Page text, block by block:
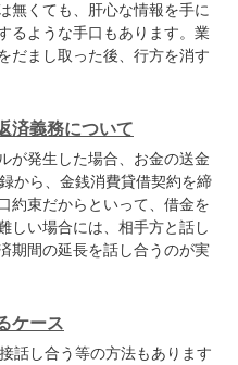
無くても、肝心な情報を手に
るような手口もあります。業
だまし取った後、行方を消す
済義務について
が発生した場合、お金の送金
から、金銭消費貸借契約を締
約束だからといって、借金を
しい場合には、相手方と話し
期間の延長を話し合うのが実
ケース
話し合う等の方法もあります